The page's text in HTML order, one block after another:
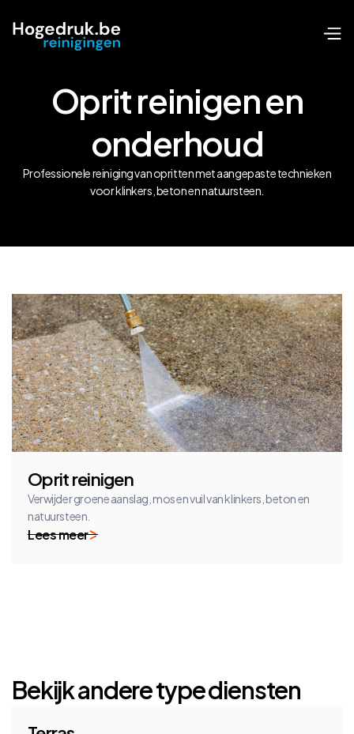
Oprit reinigen en
onderhoud
Professionele reiniging van opritten met aangepaste technieken
voor klinkers, beton en natuursteen.
Oprit reinigen
Verwijder groene aanslag, mos en vuil van klinkers, beton en
natuursteen.
Lees meer
Bekijk andere type diensten